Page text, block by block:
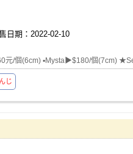
日期：2022-02-10
元/個(6cm) ▪Mysta▶$180/個(7cm)
じ